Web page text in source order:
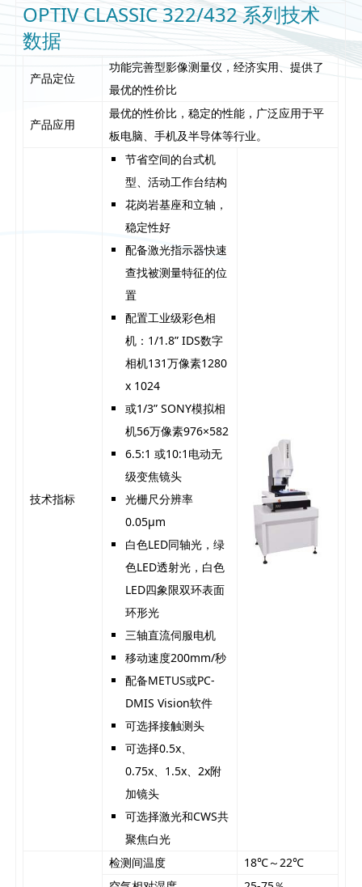
OPTIV CLASSIC 322/432 系列技术
数据
产品定位
功能完善型影像测量仪，经济实用、提供了
最优的性价比
产品应用
最优的性价比，稳定的性能，广泛应用于平
板电脑、手机及半导体等行业。
技术指标
节省空间的台式机
型、活动工作台结构
花岗岩基座和立轴，
稳定性好
配备激光指示器快速
查找被测量特征的位
置
配置工业级彩色相
机：1/1.8” IDS数字
相机131万像素1280
x 1024
或1/3” SONY模拟相
机56万像素976×582
6.5:1 或10:1电动无
级变焦镜头
光栅尺分辨率
0.05μm
白色LED同轴光，绿
色LED透射光，白色
LED四象限双环表面
环形光
三轴直流伺服电机
移动速度200mm/秒
配备METUS或PC-
DMIS Vision软件
可选择接触测头
可选择0.5x、
0.75x、1.5x、2x附
加镜头
可选择激光和CWS共
聚焦白光
检测间温度
18℃～22℃